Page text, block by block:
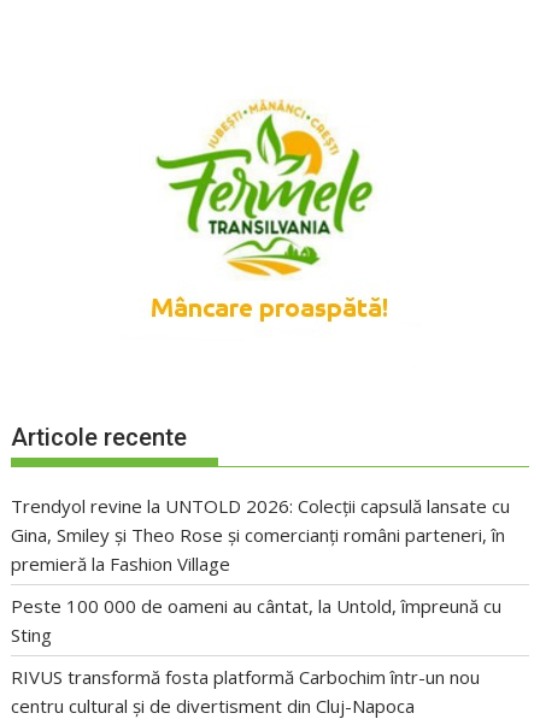
Articole recente
Trendyol revine la UNTOLD 2026: Colecții capsulă lansate cu
Gina, Smiley și Theo Rose și comercianți români parteneri, în
premieră la Fashion Village
Peste 100 000 de oameni au cântat, la Untold, împreună cu
Sting
RIVUS transformă fosta platformă Carbochim într-un nou
centru cultural și de divertisment din Cluj-Napoca